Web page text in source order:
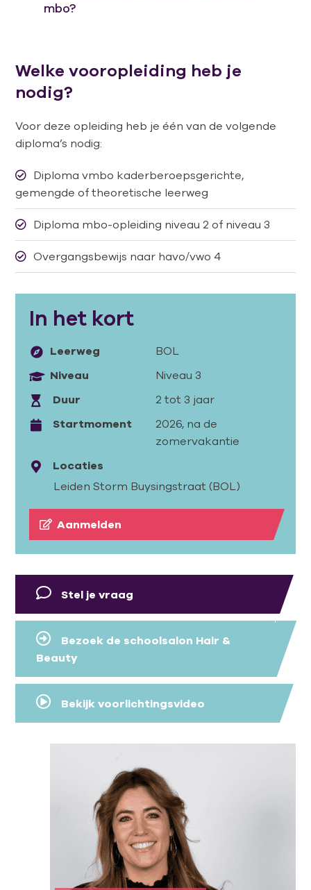
mbo?
Welke vooropleiding heb je
nodig?
Voor deze opleiding heb je één van de volgende
diploma’s nodig:
Diploma vmbo kaderberoepsgerichte,
gemengde of theoretische leerweg
Diploma mbo-opleiding niveau 2 of niveau 3
Overgangsbewijs naar havo/vwo 4
In het kort
Leerweg
BOL
Niveau
Niveau 3
Duur
2 tot 3 jaar
Startmoment
2026, na de
zomervakantie
Locaties
Leiden Storm Buysingstraat (BOL)
Aanmelden
Stel je vraag
Bezoek de schoolsalon Hair &
Beauty
Bekijk voorlichtingsvideo